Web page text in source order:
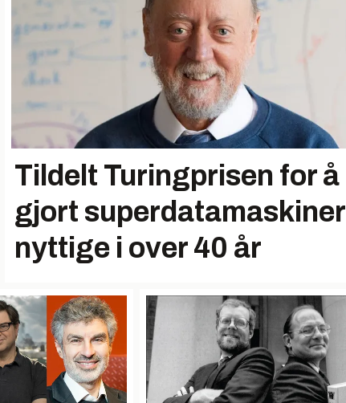
Tildelt Turingprisen for å
gjort superdatamaskiner
nyttige i over 40 år